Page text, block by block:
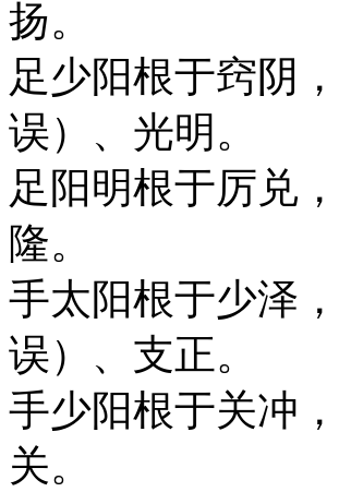
扬。
足少阳根于窍阴
误）、光明。
足阳明根于厉兑
隆。
手太阳根于少泽
误）、支正。
手少阳根于关冲
关。